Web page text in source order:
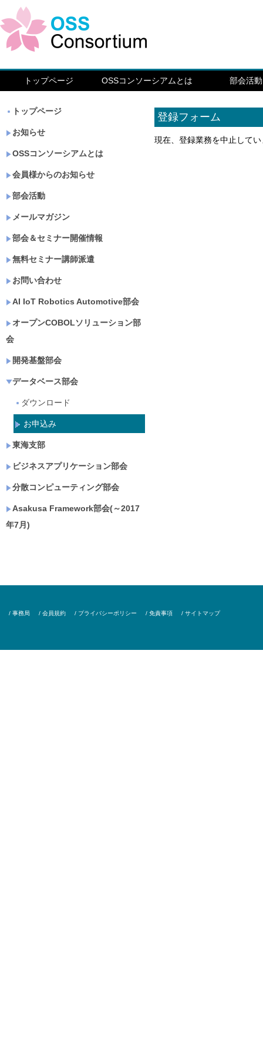
トップページ OSSコンソーシアムとは 部会活動
トップページ
お知らせ
OSSコンソーシアムとは
会員様からのお知らせ
部会活動
メールマガジン
部会＆セミナー開催情報
無料セミナー講師派遣
お問い合わせ
AI IoT Robotics Automotive部会
オープンCOBOLソリューション部
会
開発基盤部会
データベース部会
ダウンロード
お申込み
東海支部
ビジネスアプリケーション部会
分散コンピューティング部会
Asakusa Framework部会(～2017
年7月)
登録フォーム
現在、登録業務を中止して
/ 事務局 / 会員規約 / プライバシーポリシー / 免責事項 / サイトマップ